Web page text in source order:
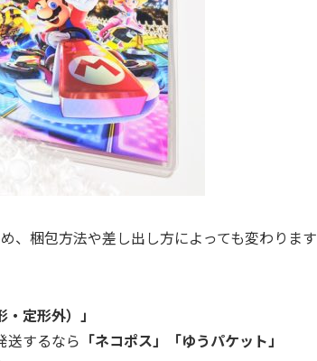
、梱包方法や差し出し方によっても変わります
・定形外）」
送するなら 「ネコポス」「ゆうパケット」